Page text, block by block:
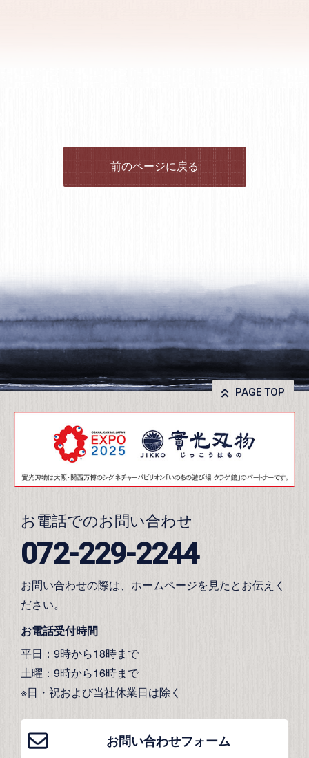
前のページに戻る
PAGE TOP
お電話でのお問い合わせ
072-229-2244
お問い合わせの際は、ホームページを見たとお伝えく
ださい。
お電話受付時間
平日：9時から18時まで
土曜：9時から16時まで
※日・祝および当社休業日は除く
お問い合わせフォーム